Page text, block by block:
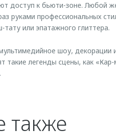
доступ к бьюти-зоне. Любой
руками профессиональных
или эпатажного глиттера.
шоу, декорации
такие легенды сцены, как
также